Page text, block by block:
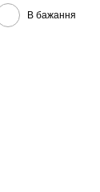
В бажання